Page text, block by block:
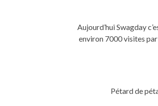
Aujourd’hui Swagday
environ 7000 visites
Pétard de